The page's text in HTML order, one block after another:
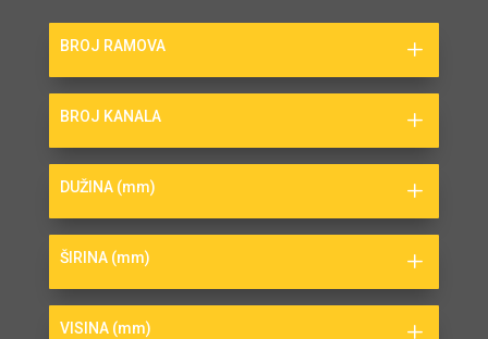
BROJ RAMOVA
BROJ KANALA
DUŽINA (mm)
ŠIRINA (mm)
VISINA (mm)